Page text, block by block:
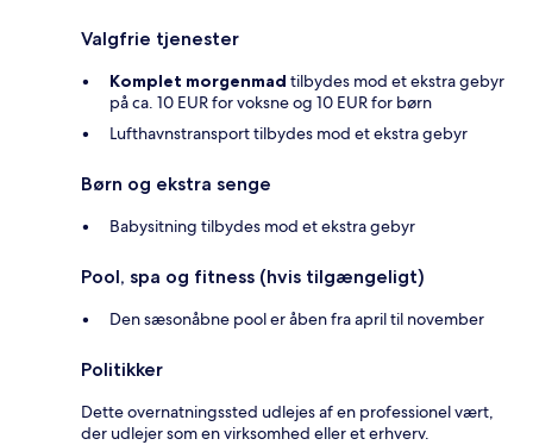
Valgfrie tjenester
Komplet morgenmad tilbydes mod et ekstra gebyr
på ca. 10 EUR for voksne og 10 EUR for børn
Lufthavnstransport tilbydes mod et ekstra gebyr
Børn og ekstra senge
Babysitning tilbydes mod et ekstra gebyr
Pool, spa og fitness (hvis tilgængeligt)
Den sæsonåbne pool er åben fra april til november
Politikker
Dette overnatningssted udlejes af en professionel vært,
der udlejer som en virksomhed eller et erhverv.